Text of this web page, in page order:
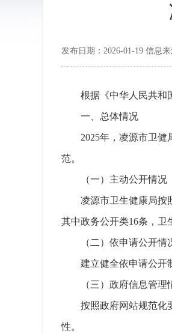
发布日期：2026-01-19 信息
根据《中华人民共和
一、总体情况
2025年，凌源市卫
范。
（一）主动公开情况
凌源市卫生健康局按
其中政务公开类16条，卫
（二）依申请公开情
建立健全依申请公开
（三）政府信息管理
按照政府网站规范化
性。